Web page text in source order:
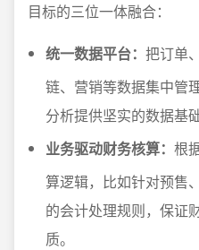
目标的三位一体融合：
统一数据平台： 把订单
链、营销等数据集中管
分析提供坚实的数据基础
业务驱动财务核算： 根
算逻辑，比如针对预售
的会计处理规则，保证
质。